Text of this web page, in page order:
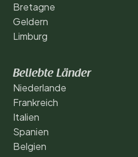
Bretagne
Geldern
Limburg
Beliebte Länder
Niederlande
Frankreich
Italien
Spanien
Belgien